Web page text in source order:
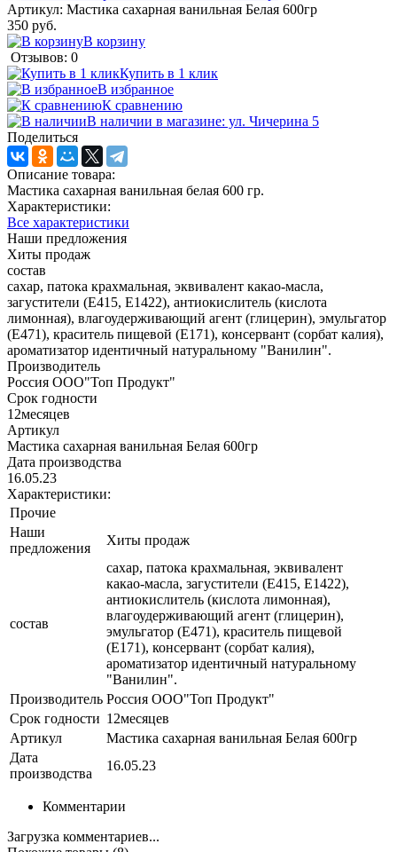
Артикул: Мастика сахарная ванильная Белая 600гр
350 руб.
В корзину
Отзывов: 0
Купить в 1 клик
В избранное
К сравнению
В наличии в магазине: ул. Чичерина 5
Поделиться
Описание товара:
Мастика сахарная ванильная белая 600 гр.
Характеристики:
Все характеристики
Наши предложения
Хиты продаж
состав
сахар, патока крахмальная, эквивалент какао-масла,
загустители (Е415, Е1422), антиокислитель (кислота
лимонная), влагоудерживающий агент (глицерин), эмульгатор
(Е471), краситель пищевой (Е171), консервант (сорбат калия),
ароматизатор идентичный натуральному "Ванилин".
Производитель
Россия ООО"Топ Продукт"
Срок годности
12месяцев
Артикул
Мастика сахарная ванильная Белая 600гр
Дата производства
16.05.23
Характеристики:
Прочие
Наши
предложения
Хиты продаж
состав
сахар, патока крахмальная, эквивалент
какао-масла, загустители (Е415, Е1422),
антиокислитель (кислота лимонная),
влагоудерживающий агент (глицерин),
эмульгатор (Е471), краситель пищевой
(Е171), консервант (сорбат калия),
ароматизатор идентичный натуральному
"Ванилин".
Производитель Россия ООО"Топ Продукт"
Срок годности 12месяцев
Артикул
Мастика сахарная ванильная Белая 600гр
Дата
производства
16.05.23
Комментарии
Загрузка комментариев...